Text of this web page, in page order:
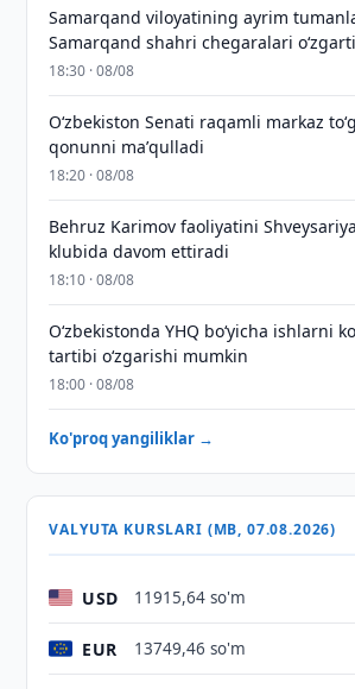
Samarqand viloyatining ayrim
Samarqand shahri chegaralari
18:30 · 08/08
Oʻzbekiston Senati raqamli markaz
qonunni maʼqulladi
18:20 · 08/08
Behruz Karimov faoliyatini
klubida davom ettiradi
18:10 · 08/08
O‘zbekistonda YHQ bo‘yicha ishlarni
tartibi o‘zgarishi mumkin
18:00 · 08/08
Ko'proq yangiliklar →
VALYUTA KURSLARI (MB, 07.08.2026)
USD 11915,64 so'm
EUR 13749,46 so'm